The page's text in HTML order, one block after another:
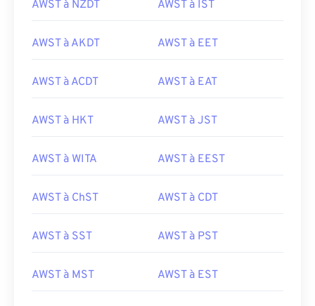
AWST à NZDT AWST à IST
AWST à AKDT AWST à EET
AWST à ACDT AWST à EAT
AWST à HKT AWST à JST
AWST à WITA AWST à EEST
AWST à ChST AWST à CDT
AWST à SST AWST à PST
AWST à MST AWST à EST